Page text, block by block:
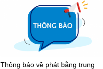
Thông báo về phát bằng trung